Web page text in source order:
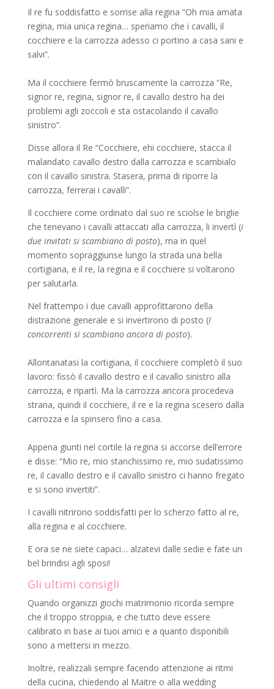
Il re fu soddisfatto e sorrise alla regina “Oh mia amata
regina, mia unica regina… speriamo che i cavalli, il
cocchiere e la carrozza adesso ci portino a casa sani e
salvi”.
Ma il cocchiere fermò bruscamente la carrozza “Re,
signor re, regina, signor re, il cavallo destro ha dei
problemi agli zoccoli e sta ostacolando il cavallo
sinistro”.
Disse allora il Re “Cocchiere, ehi cocchiere, stacca il
malandato cavallo destro dalla carrozza e scambialo
con il cavallo sinistra. Stasera, prima di riporre la
carrozza, ferrerai i cavalli”.
Il cocchiere come ordinato dal suo re sciolse le briglie
che tenevano i cavalli attaccati alla carrozza, li invertì (i
due invitati si scambiano di posto), ma in quel
momento sopraggiunse lungo la strada una bella
cortigiana, e il re, la regina e il cocchiere si voltarono
per salutarla.
Nel frattempo i due cavalli approfittarono della
distrazione generale e si invertirono di posto (I
concorrenti si scambiano ancora di posto).
Allontanatasi la cortigiana, il cocchiere completò il suo
lavoro: fissò il cavallo destro e il cavallo sinistro alla
carrozza, e ripartì. Ma la carrozza ancora procedeva
strana, quindi il cocchiere, il re e la regina scesero dalla
carrozza e la spinsero fino a casa.
Appena giunti nel cortile la regina si accorse dell’errore
e disse: “Mio re, mio stanchissimo re, mio sudatissimo
re, il cavallo destro e il cavallo sinistro ci hanno fregato
e si sono invertiti”.
I cavalli nitrirono soddisfatti per lo scherzo fatto al re,
alla regina e al cocchiere.
E ora se ne siete capaci… alzatevi dalle sedie e fate un
bel brindisi agli sposi!
Gli ultimi consigli
Quando organizzi giochi matrimonio ricorda sempre
che il troppo stroppia, e che tutto deve essere
calibrato in base ai tuoi amici e a quanto disponibili
sono a mettersi in mezzo.
Inoltre, realizzali sempre facendo attenzione ai ritmi
della cucina, chiedendo al Maitre o alla wedding